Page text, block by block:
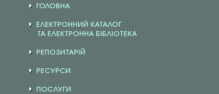
ГОЛОВНА
ЕЛЕКТРОННИЙ КАТАЛОГ
ТА ЕЛЕКТРОННА БІБЛІОТЕКА
РЕПОЗИТАРІЙ
РЕСУРСИ
ПОСЛУГИ